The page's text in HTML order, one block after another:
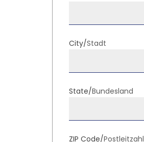
City/Stadt
State/Bundesland
ZIP Code/Postleitzahl